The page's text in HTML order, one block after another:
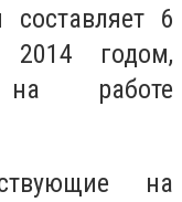
составляет 6
годом,
работе
на